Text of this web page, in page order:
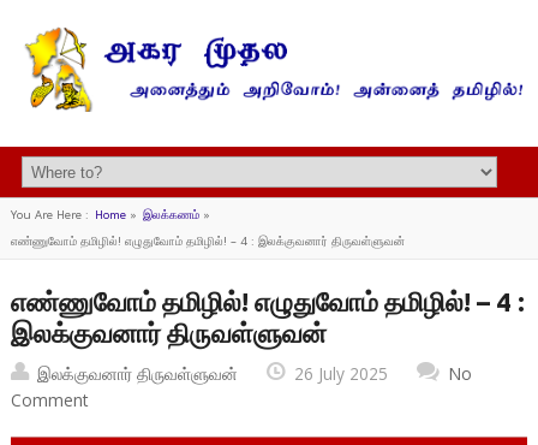
You Are Here : Home» இலக்கணம்»
எண்ணுவோம் தமிழில்! எழுதுவோம் தமிழில்! – 4 : இலக்குவனார் திருவள்ளுவன்
எண்ணுவோம் தமிழில்! எழுதுவோம் தமிழில்! – 4 :
இலக்குவனார் திருவள்ளுவன்
இலக்குவனார் திருவள்ளுவன் 26 July 2025
No
Comment